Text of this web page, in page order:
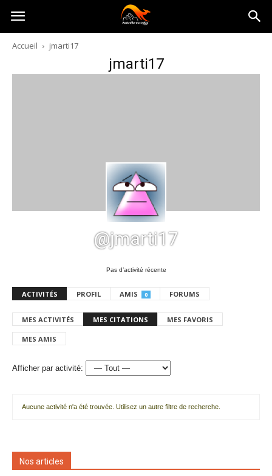
Australia-
australie.com
Accueil jmarti17
jmarti17
@jmarti17
Pas d’activité récente
ACTIVITÉS PROFIL AMIS 0 FORUMS
MES ACTIVITÉS MES CITATIONS MES FAVORIS
MES AMIS
Afficher par activité:
Aucune activité n'a été trouvée. Utilisez un autre filtre de recherche.
Nos articles